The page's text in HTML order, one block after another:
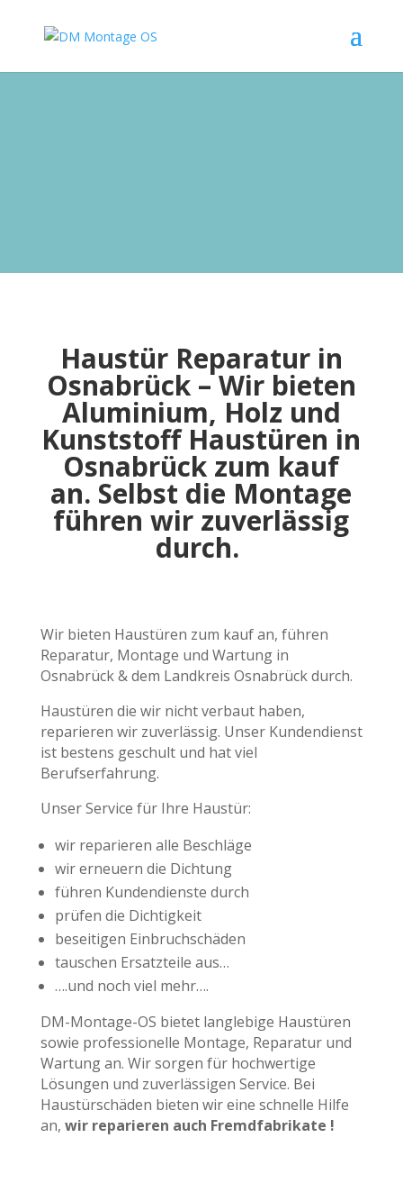
Haustür Reparatur in
Osnabrück – Wir bieten
Aluminium, Holz und
Kunststoff Haustüren in
Osnabrück zum kauf
an. Selbst die Montage
führen wir zuverlässig
durch.
Wir bieten Haustüren zum kauf an, führen
Reparatur, Montage und Wartung in
Osnabrück & dem Landkreis Osnabrück durch.
Haustüren die wir nicht verbaut haben,
reparieren wir zuverlässig. Unser Kundendienst
ist bestens geschult und hat viel
Berufserfahrung.
Unser Service für Ihre Haustür:
wir reparieren alle Beschläge
wir erneuern die Dichtung
führen Kundendienste durch
prüfen die Dichtigkeit
beseitigen Einbruchschäden
tauschen Ersatzteile aus…
….und noch viel mehr….
DM-Montage-OS bietet langlebige Haustüren
sowie professionelle Montage, Reparatur und
Wartung an. Wir sorgen für hochwertige
Lösungen und zuverlässigen Service. Bei
Haustürschäden bieten wir eine schnelle Hilfe
an, wir reparieren auch Fremdfabrikate !